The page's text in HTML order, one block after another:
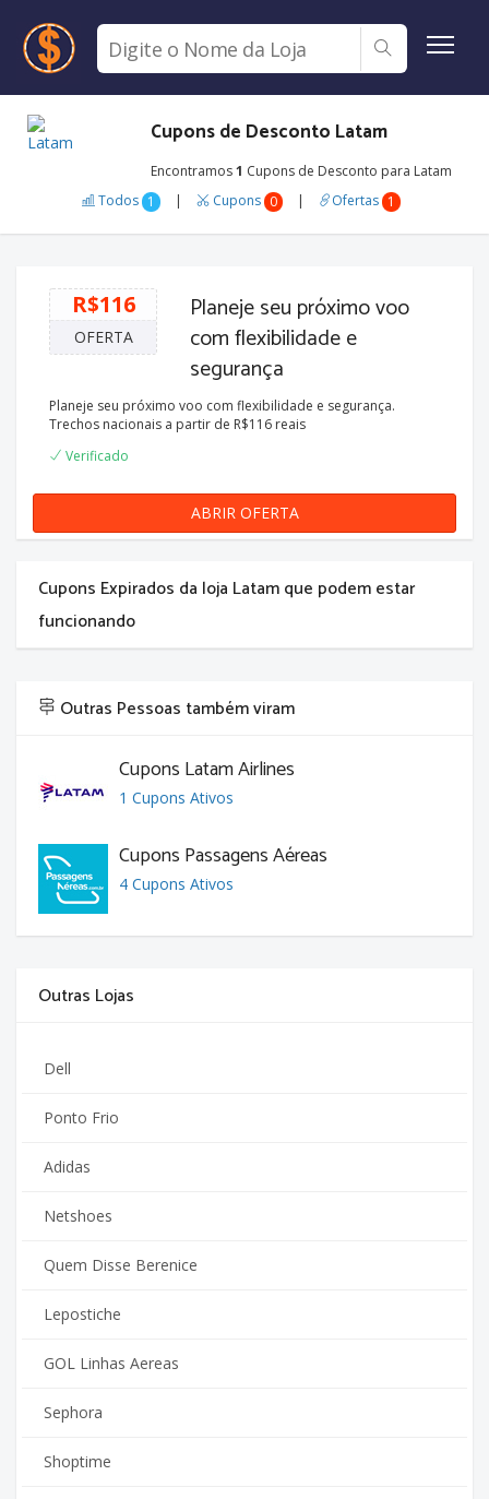
Cupons de Desconto Latam
Encontramos1 Cupons de Desconto para Latam
Todos 1 | Cupons 0 | Ofertas 1
R$116
OFERTA
Planeje seu próximo voo
com flexibilidade e
segurança
Planeje seu próximo voo com flexibilidade e segurança.
Trechos nacionais a partir de R$116 reais
Verificado
ABRIR OFERTA
Cupons Expirados da loja Latam que podem estar
funcionando
Outras Pessoas também viram
Cupons Latam Airlines
1 Cupons Ativos
Cupons Passagens Aéreas
4 Cupons Ativos
Outras Lojas
Dell
Ponto Frio
Adidas
Netshoes
Quem Disse Berenice
Lepostiche
GOL Linhas Aereas
Sephora
Shoptime